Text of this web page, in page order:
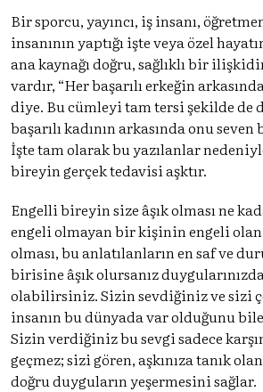
Bir sporcu, yayıncı, iş insanı,
insanının yaptığı işte veya özel
ana kaynağı doğru, sağlıklı bir
vardır, “Her başarılı erkeğin
diye. Bu cümleyi tam tersi şekilde de
başarılı kadının arkasında onu seven
İşte tam olarak bu yazılanlar
bireyin gerçek tedavisi aşktır.
Engelli bireyin size âşık olması ne
engeli olmayan bir kişinin engeli
olması, bu anlatılanların en saf ve
birisine âşık olursanız
olabilirsiniz. Sizin sevdiğiniz ve sizi
insanın bu dünyada var olduğunu
Sizin verdiğiniz bu sevgi sadece
geçmez; sizi gören, aşkınıza tanık
doğru duyguların yeşermesini sağlar.